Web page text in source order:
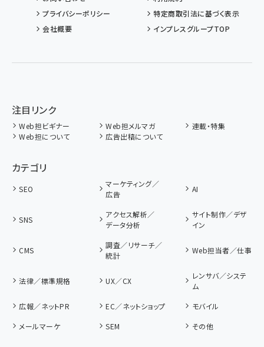
プライバシーポリシー
特定商取引法に基づく表示
会社概要
インプレスグループTOP
注目リンク
Web担ビギナー Web担メルマガ
連載・特集
Web担について
広告出稿について
カテゴリ
SEO
マーケティング／
広告
AI
SNS
アクセス解析／
データ分析
サイト制作／デザ
イン
CMS
調査／リサーチ／
統計
Web担当者／仕事
法律／標準規格 UX／CX
レンサバ／システ
ム
広報／ネットPR
EC／ネットショップ
モバイル
メールマーケ
SEM その他